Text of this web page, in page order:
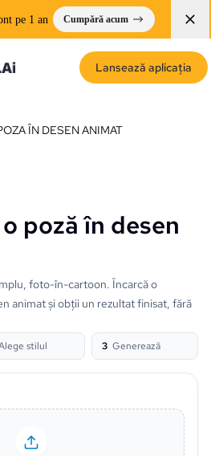
pe 1 an Cumpără acum
Lansează aplicația
ÎN DESEN ANIMAT
poză în desen
foto-în-cartoon. Încarcă o
animat și obții un rezultat finisat, fără
stilul 3 Generează